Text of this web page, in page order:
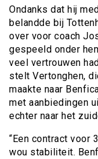
Ondanks dat hij
belandde bij
over voor coach
gespeeld onder
veel vertrouwen
stelt Vertonghen,
maakte naar
met aanbiedingen
echter naar het
“Een contract voor
wou stabiliteit.